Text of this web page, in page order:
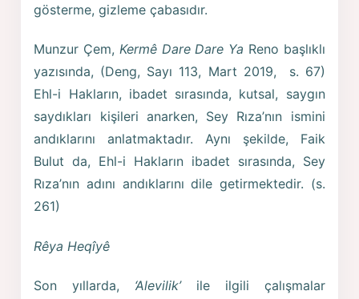
gösterme, gizleme çabasıdır.
Munzur Çem, Kermê Dare Dare Ya Reno başlıklı
yazısında, (Deng, Sayı 113, Mart 2019, s. 67)
Ehl-i Hakların, ibadet sırasında, kutsal, saygın
saydıkları kişileri anarken, Sey Rıza’nın ismini
andıklarını anlatmaktadır. Aynı şekilde, Faik
Bulut da, Ehl-i Hakların ibadet sırasında, Sey
Rıza’nın adını andıklarını dile getirmektedir. (s.
261)
Rêya Heqîyê
Son yıllarda, ‘Alevilik’ile ilgili çalışmalar